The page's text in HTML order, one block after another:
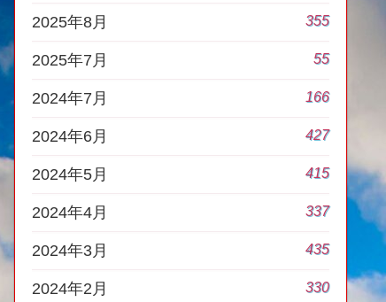
2025年8月 355
2025年7月 55
2024年7月 166
2024年6月 427
2024年5月 415
2024年4月 337
2024年3月 435
2024年2月 330